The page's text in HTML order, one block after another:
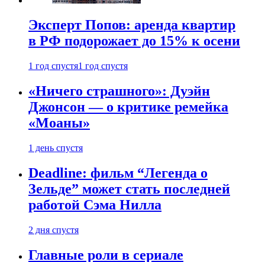
Эксперт Попов: аренда квартир
в РФ подорожает до 15% к осени
1 год спустя1 год спустя
«Ничего страшного»: Дуэйн
Джонсон — о критике ремейка
«Моаны»
1 день спустя
Deadline: фильм “Легенда о
Зельде” может стать последней
работой Сэма Нилла
2 дня спустя
Главные роли в сериале